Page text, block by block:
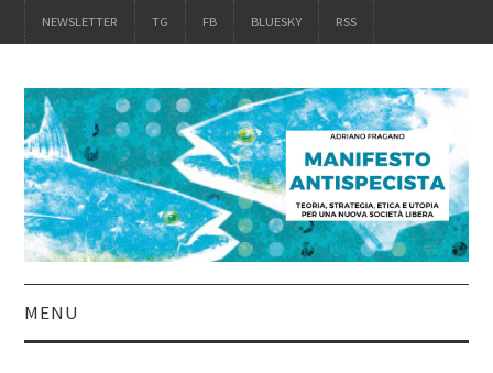
NEWSLETTER TG FB BLUESKY RSS
MENU